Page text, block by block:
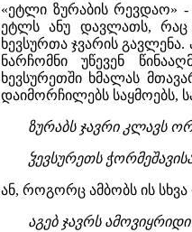
«ეტლი ზურაბის რევდაო»
ეტლს ანუ დავლათს, რაც
ხევსურთა ჯვარის გავლენა.
ნარჩომნი უწევენ
ხევსურეთში ხმალას
დაიმორჩილებს საყმოებს,
ზურაბს ჯავრი კლავს
ჴევსურეთს
ან, როგორც ამბობს ის სხვა
აგებ ჯავრს